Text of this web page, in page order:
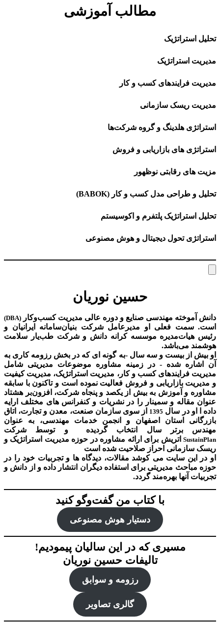
مطالب آموزشی
تحلیل استراتژیک
مدیریت استراتژیک
مدیریت فرایندهای کسب و کار
مدیریت ریسک سازمانی
استراتژی هلدینگ و گروه شرکت‌ها
استراتژی های بازاریابی و فروش
مزیت های رقابتی نوظهور
تحلیل و طراحی مدل کسب و کار (BABOK)
تحلیل استراتژیک پلتفرم و اکوسیستم
استراتژی تحول دیجیتال و هوش مصنوعی
حسین نوریان
دانش آموخته مهندسی صنایع و دوره عالی مدیریت کسب‌و‌کار (DBA)
است. سمت فعلی او مدیرعامل شرکت بنیان‌سامانه ایرانیان و
رئیس هیات‌مدیره موسسه کرانه دانش و شرکت طب‌یار سلامت
هوشمند می‌باشد.
او بیش از بیست و سه سال -به گونه ای که در بخش رزومه کاری به
آن اشاره شده - در زمینه مشاوره موضوعات مدیریتی شامل
مدیریت فرایندهای کسب و کار، مدیریت استراتژیک، مدیریت کیفیت
و مدیریت بازاریابی و فروش فعالیت نموده است و تاکنون با سابقه
مشاوره و آموزش به بیش از یکصد و پنجاه شرکت، افزون‌بر هشتاد
عنوان مقاله و سمینار را در نشریات و کنفرانس های مختلف ارایه
داده ا او در سال 1395 از سوی سازمان صنعت، معدن و تجارت، اتاق
بازرگانی استان اصفهان و انجمن خدمات مهندسی، به عنوان
مهندس برتر سال انتخاب گردیده و توسط شرکت
SustainPlan اتریش برای ارائه مشاوره در حوزه مدیریت استراتژیک و
ریسک سازمانی احراز صلاحیت شده است
او در این سایت می کوشد مقالات، دیدگاه ها و تجربیات خود را در
حوزه مباحث مدیریتی برای استفاده دیگران انتشار داده و از دانش و
تجربیات آنها بهره‌مند گردد.
با کتاب من گفت‌‌وگو کنید
دستیار هوش‌ مصنوعی
مسیری که در این سالیان پیمودیم!
تالیفات حسین نوریان
رزومه و سوابق
گالری تصاویر